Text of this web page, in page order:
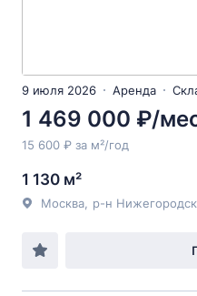
9 июля 2026 Аренда
1 469 000 ₽/
15 600 ₽ за м²/год
1 130 м²
Москва р-н